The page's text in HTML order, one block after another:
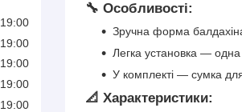
🔧 Особливості:
Зручна форма
Легка установка — одна
У комплекті — сумка
📐 Характеристики:
19:00
19:00
19:00
19:00
19:00